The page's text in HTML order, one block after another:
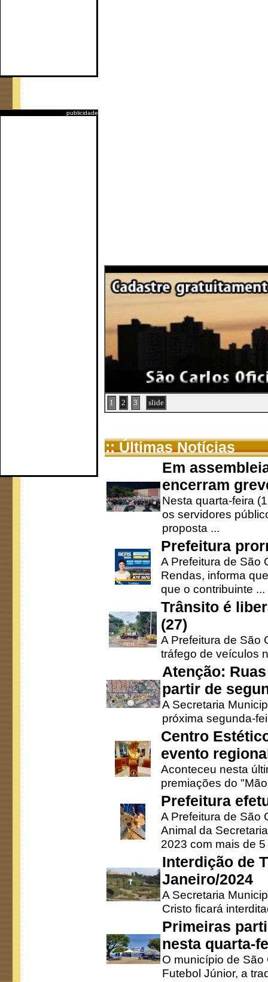
publicidade
1 2 3 slide
:: Últimas Notícias
Em
encerram
Nesta quarta-feira
os servidores
proposta ...
Prefeitura
A Prefeitura de São
Rendas, informa
que o contribuinte ...
Trânsito é
(27)
A Prefeitura de São
tráfego de veículos
Atenção:
partir de
A Secretaria
próxima segunda-
Centro
evento
Aconteceu nesta
premiações do
Prefeitura
A Prefeitura de São
Animal da
2023 com mais de 5
Interdição de
Janeiro/2024
A Secretaria
Cristo ficará
Primeiras
nesta quarta-
O município de
Futebol Júnior, a